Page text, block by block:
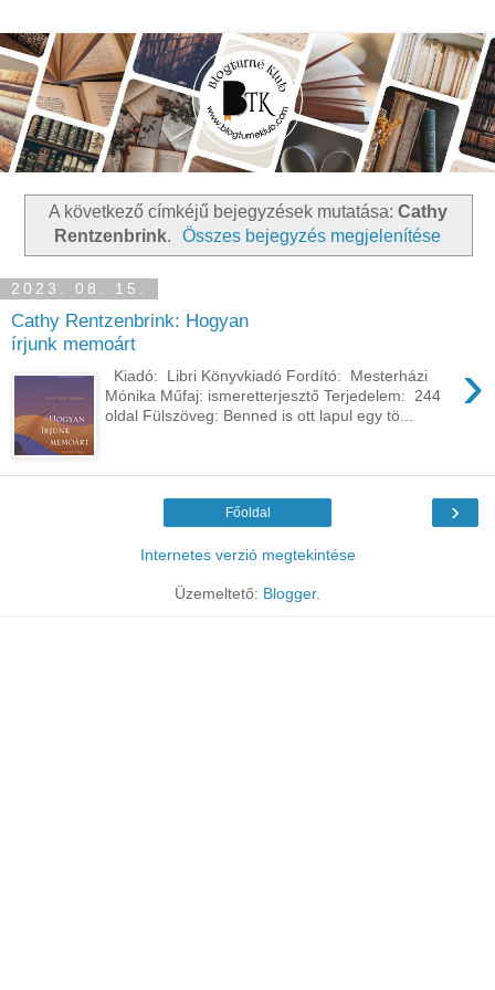
A következő címkéjű bejegyzések mutatása: Cathy
Rentzenbrink. Összes bejegyzés megjelenítése
2023. 08. 15.
Cathy Rentzenbrink: Hogyan
írjunk memoárt
›
Kiadó: Libri Könyvkiadó Fordító: Mesterházi
Mónika Műfaj: ismeretterjesztő Terjedelem: 244
oldal Fülszöveg: Benned ​is ott lapul egy tö...
›
Főoldal
Internetes verzió megtekintése
Üzemeltető: Blogger.